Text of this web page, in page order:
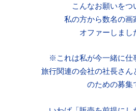
こんなお願いをつ
私の方から数名の画
オファーしまし
※これは私が今一緒に仕
旅行関連の会社の社長さん
のための募集